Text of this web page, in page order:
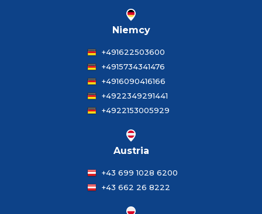
Niemcy
+491622503600
+4915734341476
+4916090416166
+4922349291441
+4922153005929
Austria
+43 699 1028 6200
+43 662 26 8222